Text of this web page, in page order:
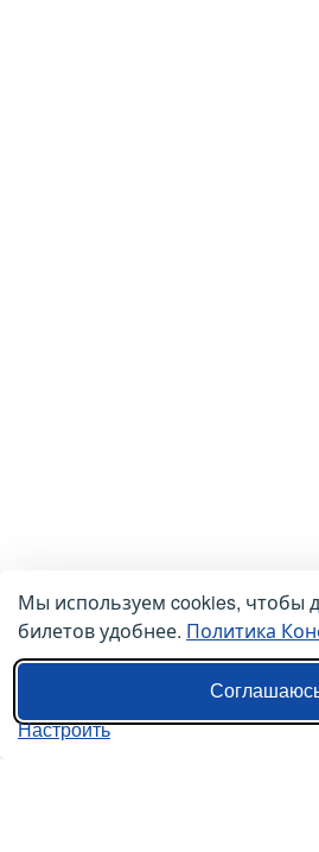
Мы используем cookies, чтобы
билетов удобнее. Политика
Настроить